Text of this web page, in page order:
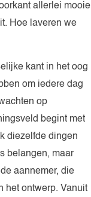
allerlei mooie
Hoe laveren we
kant in het oog
om iedere dag
op
begint met
diezelfde dingen
belangen, maar
aannemer, die
het ontwerp. Vanuit